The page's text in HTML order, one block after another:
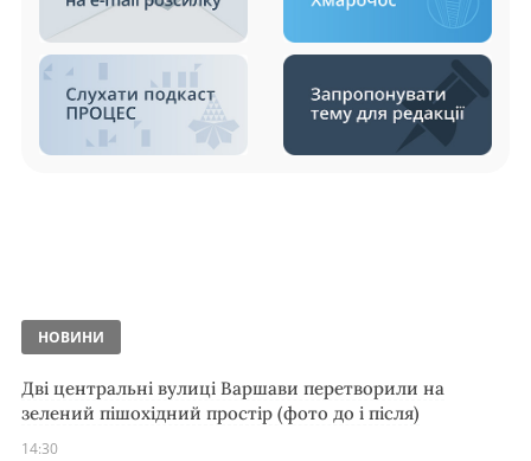
НОВИНИ
Дві центральні вулиці Варшави перетворили на
зелений пішохідний простір (фото до і після)
14:30